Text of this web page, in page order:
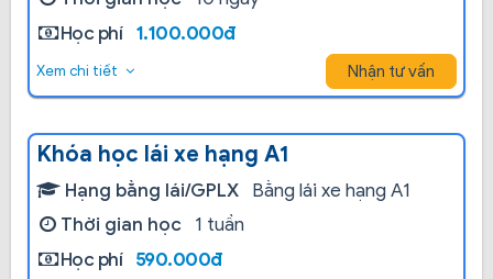
Học phí
1.100.000đ
Xem chi tiết Nhận tư vấn
Khóa học lái xe hạng A1
Hạng bằng lái/GPLX
Bằng lái xe hạng A1
Thời gian học
1 tuần
Học phí
590.000đ